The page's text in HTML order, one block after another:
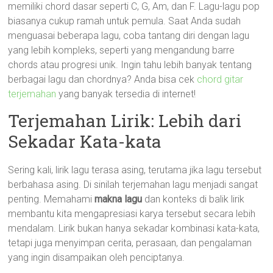
memiliki chord dasar seperti C, G, Am, dan F. Lagu-lagu pop
biasanya cukup ramah untuk pemula. Saat Anda sudah
menguasai beberapa lagu, coba tantang diri dengan lagu
yang lebih kompleks, seperti yang mengandung barre
chords atau progresi unik. Ingin tahu lebih banyak tentang
berbagai lagu dan chordnya? Anda bisa cek chord gitar
terjemahan yang banyak tersedia di internet!
Terjemahan Lirik: Lebih dari
Sekadar Kata-kata
Sering kali, lirik lagu terasa asing, terutama jika lagu tersebut
berbahasa asing. Di sinilah terjemahan lagu menjadi sangat
penting. Memahamimakna lagu dan konteks di balik lirik
membantu kita mengapresiasi karya tersebut secara lebih
mendalam. Lirik bukan hanya sekadar kombinasi kata-kata,
tetapi juga menyimpan cerita, perasaan, dan pengalaman
yang ingin disampaikan oleh penciptanya.